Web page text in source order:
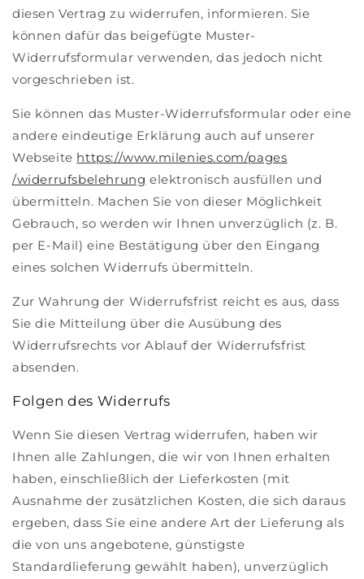
diesen Vertrag zu widerrufen, informieren. Sie
können dafür das beigefügte Muster-
Widerrufsformular verwenden, das jedoch nicht
vorgeschrieben ist.
Sie können das Muster-Widerrufsformular oder eine
andere eindeutige Erklärung auch auf unserer
Webseite https://www.milenies.com/pages
/widerrufsbelehrung elektronisch ausfüllen und
übermitteln. Machen Sie von dieser Möglichkeit
Gebrauch, so werden wir Ihnen unverzüglich (z. B.
per E-Mail) eine Bestätigung über den Eingang
eines solchen Widerrufs übermitteln.
Zur Wahrung der Widerrufsfrist reicht es aus, dass
Sie die Mitteilung über die Ausübung des
Widerrufsrechts vor Ablauf der Widerrufsfrist
absenden.
Folgen des Widerrufs
Wenn Sie diesen Vertrag widerrufen, haben wir
Ihnen alle Zahlungen, die wir von Ihnen erhalten
haben, einschließlich der Lieferkosten (mit
Ausnahme der zusätzlichen Kosten, die sich daraus
ergeben, dass Sie eine andere Art der Lieferung als
die von uns angebotene, günstigste
Standardlieferung gewählt haben), unverzüglich